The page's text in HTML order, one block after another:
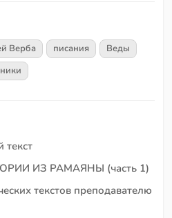
Верба писания
Веды
текст
ИЗ РАМАЯНЫ (часть 1)
текстов преподавателю